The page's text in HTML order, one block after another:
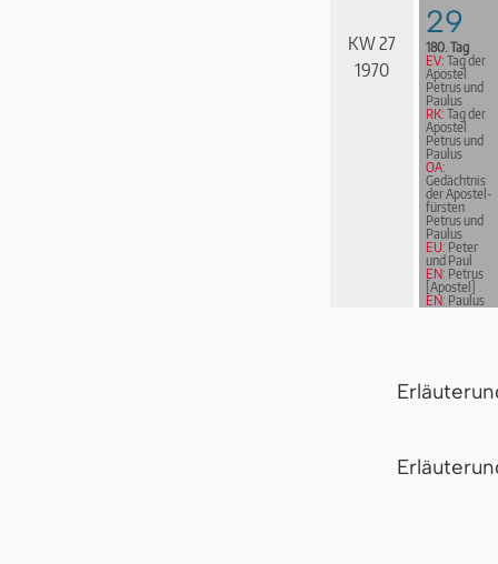
KW 27
1970
29
180. Tag
EV: Tag der
Apostel
Petrus und
Paulus
RK: Tag der
Apostel
Petrus und
Paulus
OA:
Gedächtnis
der Apostel­
fürs­ten
Petrus und
Paulus
EU: Peter
und Paul
EN: Petrus
[Apostel]
EN: Paulus